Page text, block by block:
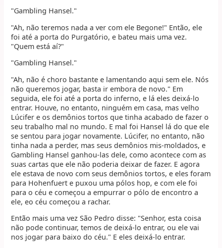
"Gambling Hansel."
"Ah, não teremos nada a ver com ele Begone!" Então, ele
foi até a porta do Purgatório, e bateu mais uma vez.
"Quem está aí?"
"Gambling Hansel."
"Ah, não é choro bastante e lamentando aqui sem ele. Nós
não queremos jogar, basta ir embora de novo." Em
seguida, ele foi até a porta do inferno, e lá eles deixá-lo
entrar. Houve, no entanto, ninguém em casa, mas velho
Lúcifer e os demônios tortos que tinha acabado de fazer o
seu trabalho mal no mundo. E mal foi Hansel lá do que ele
se sentou para jogar novamente. Lúcifer, no entanto, não
tinha nada a perder, mas seus demônios mis-moldados, e
Gambling Hansel ganhou-las dele, como acontece com as
suas cartas que ele não poderia deixar de fazer. E agora
ele estava de novo com seus demônios tortos, e eles foram
para Hohenfuert e puxou uma pólos hop, e com ele foi
para o céu e começou a empurrar o pólo de encontro a
ele, eo céu começou a rachar.
Então mais uma vez São Pedro disse: "Senhor, esta coisa
não pode continuar, temos de deixá-lo entrar, ou ele vai
nos jogar para baixo do céu." E eles deixá-lo entrar.